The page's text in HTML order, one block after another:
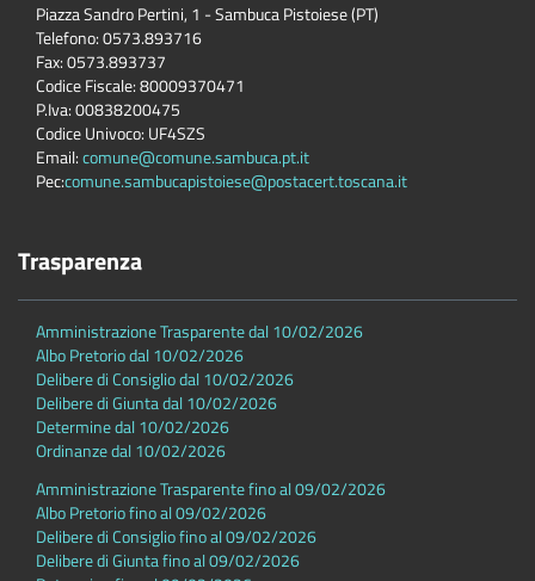
Piazza Sandro Pertini, 1 - Sambuca Pistoiese (PT)
Telefono: 0573.893716
Fax: 0573.893737
Codice Fiscale: 80009370471
P.Iva: 00838200475
Codice Univoco: UF4SZS
Email:comune@comune.sambuca.pt.it
Pec:comune.sambucapistoiese@postacert.toscana.it
Trasparenza
Amministrazione Trasparente dal 10/02/2026
Albo Pretorio dal 10/02/2026
Delibere di Consiglio dal 10/02/2026
Delibere di Giunta dal 10/02/2026
Determine dal 10/02/2026
Ordinanze dal 10/02/2026
Amministrazione Trasparente fino al 09/02/2026
Albo Pretorio fino al 09/02/2026
Delibere di Consiglio fino al 09/02/2026
Delibere di Giunta fino al 09/02/2026